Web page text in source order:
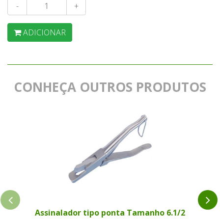
- +
ADICIONAR
CONHEÇA OUTROS PRODUTOS
Assinalador tipo ponta Tamanho 6.1/2